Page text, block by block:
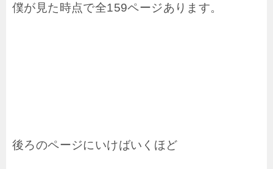
僕が見た時点で全159ページあります。
後ろのページにいけばいくほど